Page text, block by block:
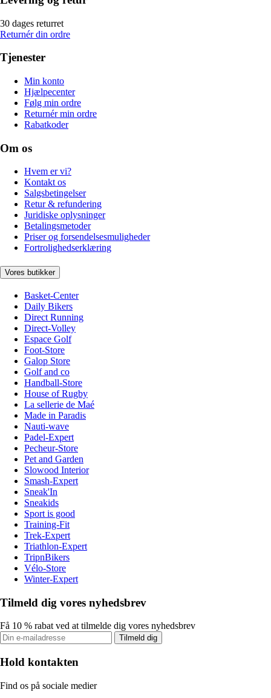
30 dages returret
Returnér din ordre
Tjenester
Min konto
Hjælpecenter
Følg min ordre
Returnér min ordre
Rabatkoder
Om os
Hvem er vi?
Kontakt os
Salgsbetingelser
Retur & refundering
Juridiske oplysninger
Betalingsmetoder
Priser og forsendelsesmuligheder
Fortrolighedserklæring
Vores butikker
Basket-Center
Daily Bikers
Direct Running
Direct-Volley
Espace Golf
Foot-Store
Galop Store
Golf and co
Handball-Store
House of Rugby
La sellerie de Maé
Made in Paradis
Nauti-wave
Padel-Expert
Pecheur-Store
Pet and Garden
Slowood Interior
Smash-Expert
Sneak'In
Sneakids
Sport is good
Training-Fit
Trek-Expert
Triathlon-Expert
TripnBikers
Vélo-Store
Winter-Expert
Tilmeld dig vores nyhedsbrev
Få 10 % rabat ved at tilmelde dig vores nyhedsbrev
Tilmeld dig
Hold kontakten
Find os på sociale medier